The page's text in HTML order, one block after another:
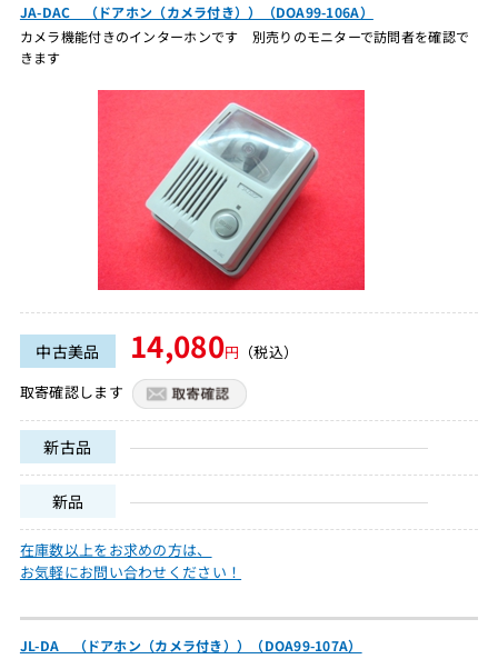
JA-DAC （ドアホン（カメラ付き））（DOA99-106A）
カメラ機能付きのインターホンです 別売りのモニターで訪問者を確認で
きます
中古美品 14,080円 （税込）
取寄確認します
新古品
新品
在庫数以上をお求めの方は、
お気軽にお問い合わせください！
JL-DA （ドアホン（カメラ付き））（DOA99-107A）